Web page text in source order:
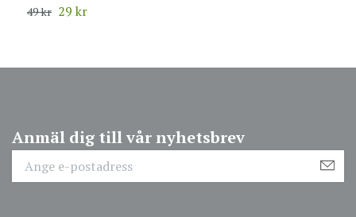
49 kr 29 kr
Anmäl dig till vår nyhetsbrev